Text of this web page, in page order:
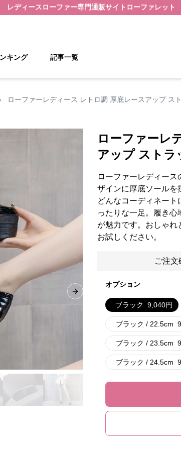
レディースローファー専門通販サイト ローファレット
キング 記事一覧
› ローファーレディース レトロ調 厚底レースアップ ス
Next slide
ローファーレ
アップ ストラ
ローファーレディー
ザインに厚底ソールを
どんなコーディネー
ったりな一足。履き
が魅力です。おしゃれ
お試しください。
ご注
オプション
ブラック 9,040円
ブラック / 22.5cm
ブラック / 23.5cm
ブラック / 24.5cm